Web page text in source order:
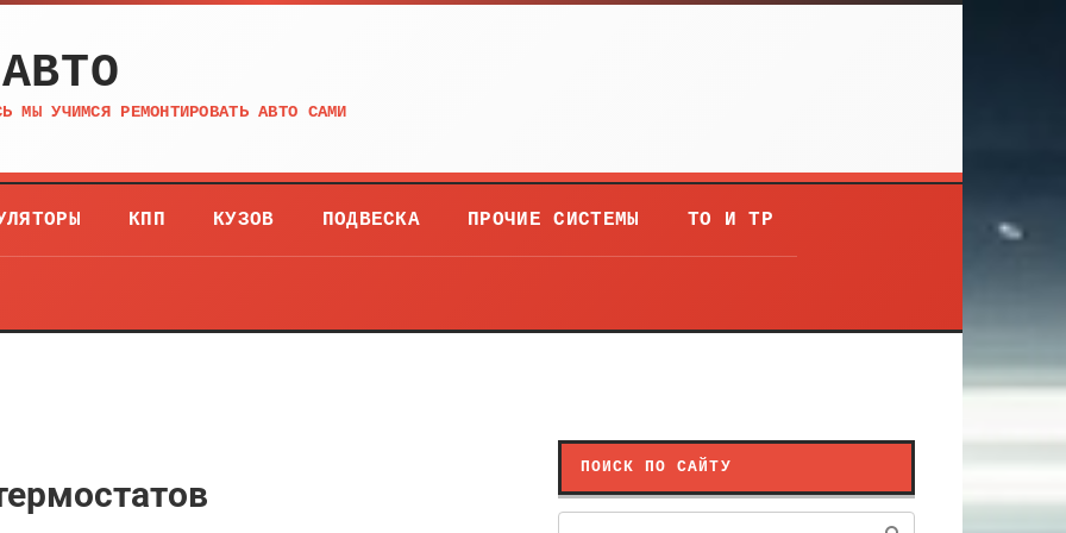
МЫ УЧИМСЯ РЕМОНТИРОВАТЬ АВТО САМИ
КПП КУЗОВ ПОДВЕСКА ПРОЧИЕ СИСТЕМЫ ТО И ТР
ПОИСК ПО САЙТУ